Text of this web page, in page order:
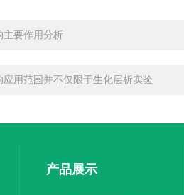
主要作用分析
应用范围并不仅限于生化层析实验
产品展示